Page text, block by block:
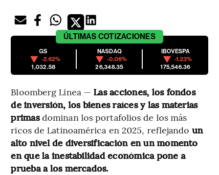
ÚLTIMAS COTIZACIONES
GS
-2.62%
1,032.58
NASDAQ
-0.06%
26,348.35
IBOVESPA
-1.23%
175,546.36
Bloomberg Línea — Las acciones, los fondos
de inversión, los bienes raíces y las materias
primasdominan los portafolios de los más
ricos de Latinoamérica en 2025, reflejando un
alto nivel de diversificación en un momento
en que la inestabilidad económica pone a
prueba a los mercados.